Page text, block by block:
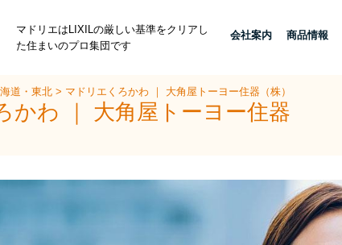
マドリエはLIXILの厳しい基準をクリアし
た住まいのプロ集団です
会社案内 商品情報
道・東北> マドリエくろかわ ｜ 大角屋トーヨー住器（株）
かわ ｜ 大角屋トーヨー住器